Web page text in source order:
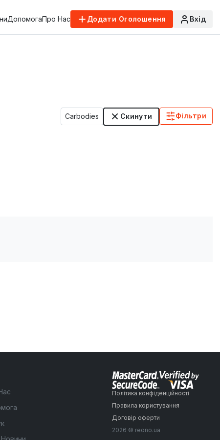
ДопомогаПро Нас Додати Оголошення Вхід
Carbodies Скинути Фільтри
Політика конфіденційності
Правила користування
Договір оферти
2026 © reono.ua